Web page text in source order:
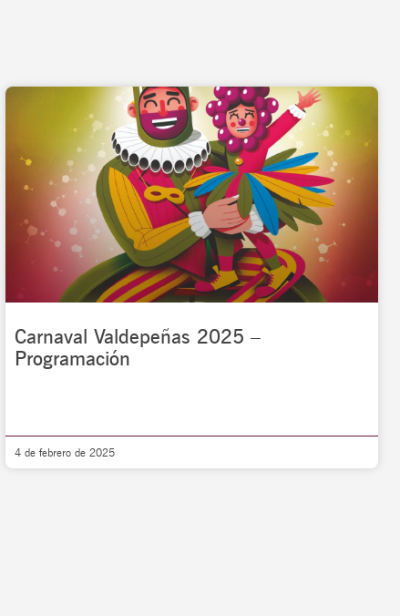
Carnaval Valdepeñas 2025 –
Programación
4 de febrero de 2025